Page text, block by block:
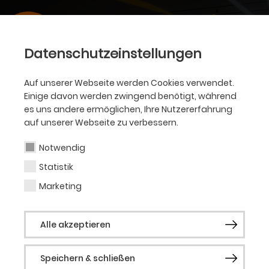
Datenschutzeinstellungen
Auf unserer Webseite werden Cookies verwendet.
Einige davon werden zwingend benötigt, während
es uns andere ermöglichen, Ihre Nutzererfahrung
auf unserer Webseite zu verbessern.
Notwendig
Statistik
Marketing
Alle akzeptieren
Speichern & schließen